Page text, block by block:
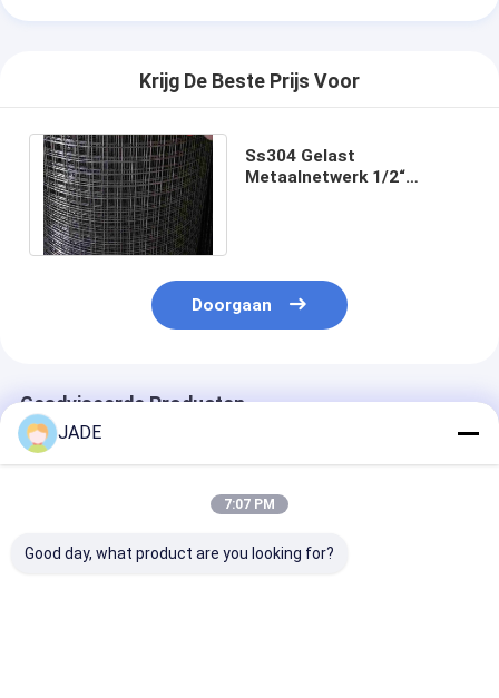
Krijg De Beste Prijs Voor
Ss304 Gelast
Metaalnetwerk 1/2“
Doorgaan
Geadviseerde Producten
JADE
7:07 PM
Good day, what product are you looking for?